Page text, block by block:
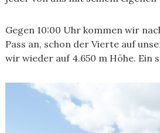
Gegen 10:00 Uhr kommen wir
Pass an, schon der Vierte auf
wir wieder auf 4.650 m Höhe. Ein